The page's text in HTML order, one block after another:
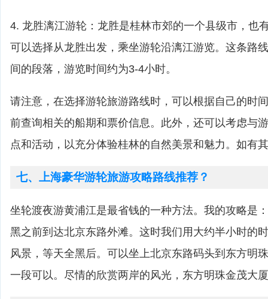
4. 龙胜漓江游轮：龙胜是桂林市郊的一个县级市，也
可以选择从龙胜出发，乘坐游轮沿漓江游览。这条路
间的段落，游览时间约为3-4小时。
请注意，在选择游轮旅游路线时，可以根据自己的时
前查询相关的船期和票价信息。此外，还可以考虑与
点和活动，以充分体验桂林的自然美景和魅力。如有
七、上海豪华游轮旅游攻略路线推荐？
坐轮渡夜游黄浦江是最省钱的一种方法。我的攻略是
黑之前到达北京东路外滩。这时我们用大约半小时的
风景，等天全黑后。可以坐上北京东路码头到东方明
一段可以。尽情的欣赏两岸的风光，东方明珠金茂大